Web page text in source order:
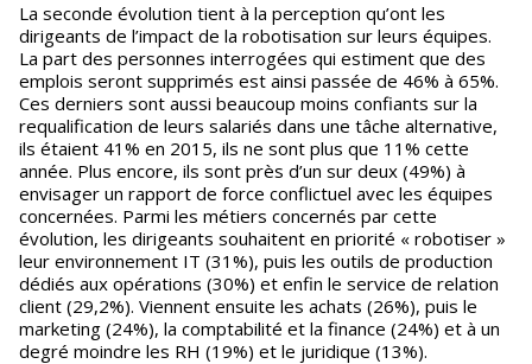
La seconde évolution tient à la perception qu’ont les
dirigeants de l’impact de la robotisation sur leurs équipes.
La part des personnes interrogées qui estiment que des
emplois seront supprimés est ainsi passée de 46% à 65%.
Ces derniers sont aussi beaucoup moins confiants sur la
requalification de leurs salariés dans une tâche alternative,
ils étaient 41% en 2015, ils ne sont plus que 11% cette
année. Plus encore, ils sont près d’un sur deux (49%) à
envisager un rapport de force conflictuel avec les équipes
concernées. Parmi les métiers concernés par cette
évolution, les dirigeants souhaitent en priorité « robotiser »
leur environnement IT (31%), puis les outils de production
dédiés aux opérations (30%) et enfin le service de relation
client (29,2%). Viennent ensuite les achats (26%), puis le
marketing (24%), la comptabilité et la finance (24%) et à un
degré moindre les RH (19%) et le juridique (13%).